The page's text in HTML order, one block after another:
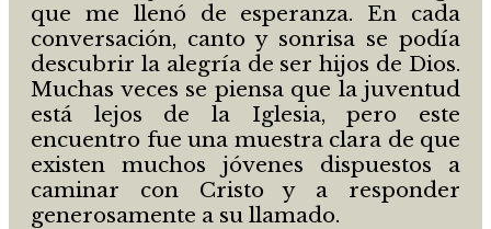
que me llenó de esperanza. En cada
conversación, canto y sonrisa se podía
descubrir la alegría de ser hijos de Dios.
Muchas veces se piensa que la juventud
está lejos de la Iglesia, pero este
encuentro fue una muestra clara de que
existen muchos jóvenes dispuestos a
caminar con Cristo y a responder
generosamente a su llamado.